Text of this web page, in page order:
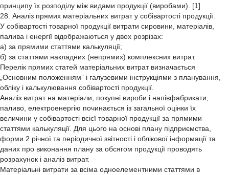
принципу їх розподілу між видами продукції (виробами). [1]
28. Аналіз прямих матеріальних витрат у собівартості продукції.
У собівартості товарної продукції витрати сировини, матеріалів,
палива і енергії відображаються у двох розрізах:
а) за прямими статтями калькуляції;
б) за статтями накладних (непрямих) комплексних витрат.
Перелік прямих статей матеріальних витрат визначається
„Основним положенням” і галузевими інструкціями з планування,
обліку і калькулювання собівартості продукції.
Аналіз витрат на матеріали, покупні вироби і напівфабрикати,
паливо, електроенергію починається із загальної оцінки їх
величини у собівартості всієї товарної продукції за прямими
статтями калькуляції. Для цього на основі плану підприємства,
форми 2 річної та періодичної звітності і облікової інформації та
даних про виконання плану за обсягом продукції проводять
розрахунок і аналіз витрат.
Матеріальні витрати за всіма одноелементними статтями в